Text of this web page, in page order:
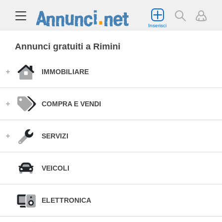
Inserisci
Annunci gratuiti a Rimini
IMMOBILIARE
COMPRA E VENDI
SERVIZI
VEICOLI
ELETTRONICA